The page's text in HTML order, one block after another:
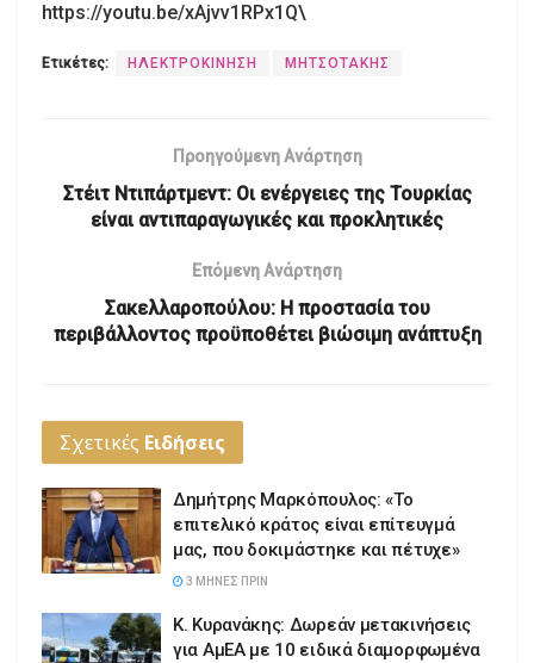
https://youtu.be/xAjvv1RPx1Q\
Ετικέτες: ΗΛΕΚΤΡΟΚΙΝΗΣΗ ΜΗΤΣΟΤΑΚΗΣ
Προηγούμενη Ανάρτηση
Στέιτ Ντιπάρτμεντ: Οι ενέργειες της Τουρκίας
είναι αντιπαραγωγικές και προκλητικές
Επόμενη Ανάρτηση
Σακελλαροπούλου: Η προστασία του
περιβάλλοντος προϋποθέτει βιώσιμη ανάπτυξη
Σχετικές Ειδήσεις
Δημήτρης Μαρκόπουλος: «Το
επιτελικό κράτος είναι επίτευγμά
μας, που δοκιμάστηκε και πέτυχε»
3 ΜΉΝΕΣ ΠΡΙΝ
Κ. Κυρανάκης: Δωρεάν μετακινήσεις
για ΑμΕΑ με 10 ειδικά διαμορφωμένα